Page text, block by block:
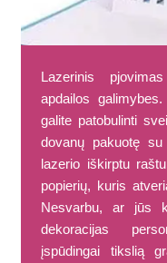
Lazerinis
apdailos
galite patobulinti
dovanų pakuotę
lazerio iškirptu
popierių, kuris
Nesvarbu, ar jūs
dekoracijas
įspūdingai tikslią